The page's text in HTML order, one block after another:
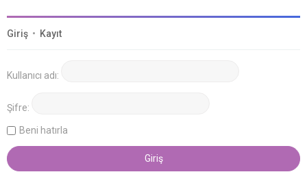
Giriş • Kayıt
Kullanıcı adı:
Şifre:
Beni hatırla